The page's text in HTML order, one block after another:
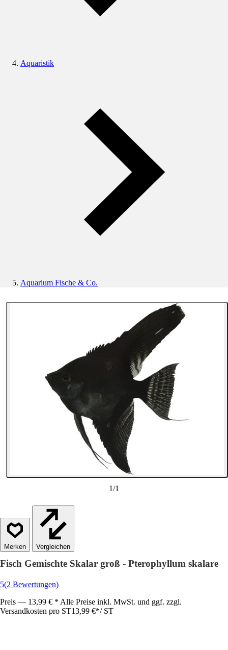
Aquaristik
Aquarium Fische & Co.
1/1
Vergleichen
Fisch Gemischte Skalar groß - Pterophyllum skalare
5(2 Bewertungen)
Preis — 13,99 € * Alle Preise inkl. MwSt. und ggf. zzgl.
Versandkosten pro ST13,99 €*/ ST